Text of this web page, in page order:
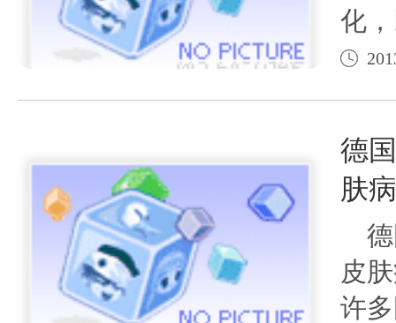
化
过
管
物
德
肤
德
皮
许